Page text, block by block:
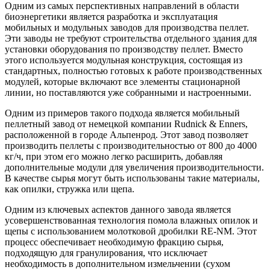
Одним из самых перспективных направлений в области
биоэнергетики является разработка и эксплуатация
мобильных и модульных заводов для производства пеллет.
Эти заводы не требуют строительства отдельного здания для
установки оборудования по производству пеллет. Вместо
этого используется модульная конструкция, состоящая из
стандартных, полностью готовых к работе производственных
модулей, которые включают все элементы стационарной
линии, но поставляются уже собранными и настроенными.
Одним из примеров такого подхода является мобильный
пеллетный завод от немецкой компании Rudnick & Enners,
расположенной в городе Альпенрод. Этот завод позволяет
производить пеллеты с производительностью от 800 до 4000
кг/ч, при этом его можно легко расширить, добавляя
дополнительные модули для увеличения производительности.
В качестве сырья могут быть использованы такие материалы,
как опилки, стружка или щепа.
Одним из ключевых аспектов данного завода является
усовершенствованная технология помола влажных опилок и
щепы с использованием молотковой дробилки RE-NM. Этот
процесс обеспечивает необходимую фракцию сырья,
подходящую для гранулирования, что исключает
необходимость в дополнительном измельчении (сухом